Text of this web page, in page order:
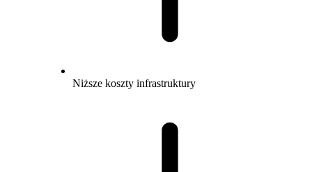
Niższe koszty infrastruktury